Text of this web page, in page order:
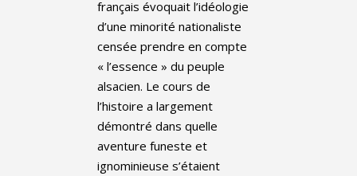
français évoquait l’idéologie
d’une minorité nationaliste
censée prendre en compte
« l’essence » du peuple
alsacien. Le cours de
l’histoire a largement
démontré dans quelle
aventure funeste et
ignominieuse s’étaient